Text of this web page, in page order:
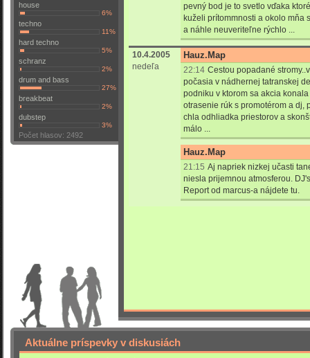
house
6%
techno
11%
hard techno
5%
schranz
2%
drum and bass
27%
breakbeat
2%
dubstep
3%
Počet hlasov: 2492
pevný bod je to svetlo vďaka
kuželi prítommnosti a okolo mňa
a náhle neuveriteľne rýchlo ...
10.4.2005
nedeľa
Hauz.Map
22:14 Cestou popadané
počasia v nádhernej tatranskej
podniku v ktorom sa akcia
otrasenie rúk s promotérom a dj,
chla odhliadka priestorov a
málo ...
Hauz.Map
21:15 Aj napriek nizkej učasti
niesla prijemnou atmosferou.
Report od marcus-a nájdete tu.
Aktuálne príspevky v diskusiách